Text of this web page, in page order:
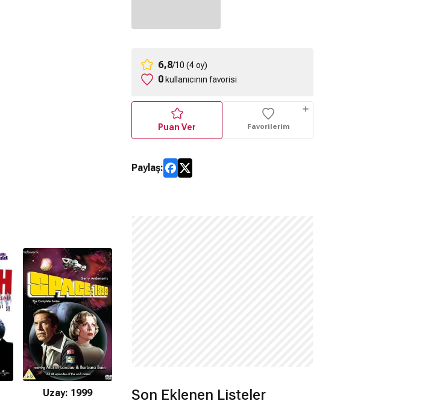
6,8/10 (4 oy)
0kullanıcının favorisi
Puan Ver Favorilerim
Paylaş:
Uzay: 1999 Son Eklenen Listeler